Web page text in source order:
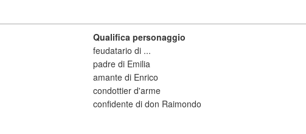
Qualifica personaggio
feudatario di ...
padre di Emilia
amante di Enrico
condottier d'arme
confidente di don Raimondo